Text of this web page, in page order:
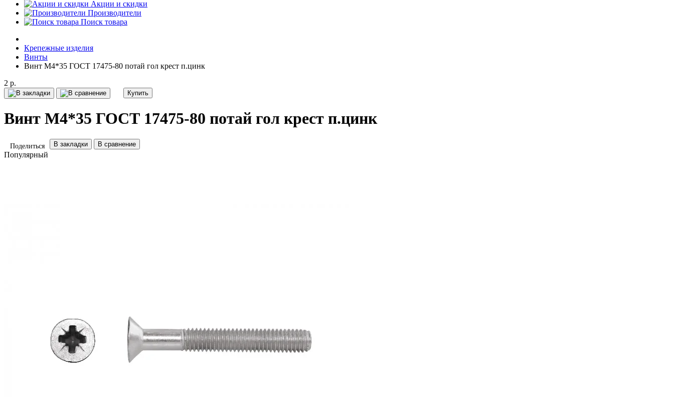
Акции и скидки
Производители
Поиск товара
Крепежные изделия
Винты
Винт М4*35 ГОСТ 17475-80 потай гол крест п.цинк
2 р.
Купить
Винт М4*35 ГОСТ 17475-80 потай гол крест п.цинк
Поделиться В закладки В сравнение
Популярный